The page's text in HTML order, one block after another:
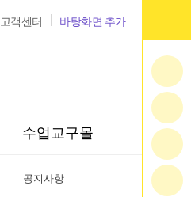
고객센터 바탕화면 추가
수업교구몰
공지사항